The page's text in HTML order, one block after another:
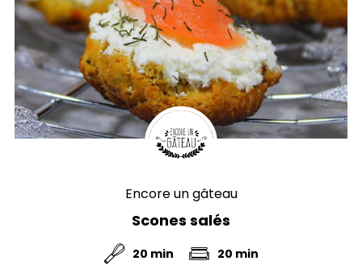
Encore un gâteau
Scones salés
20 min 20 min